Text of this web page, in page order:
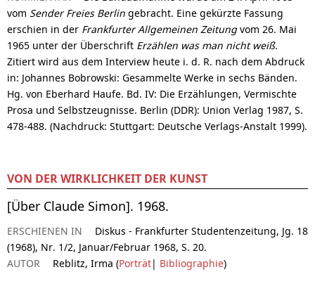
vom Sender Freies Berlin gebracht. Eine gekürzte Fassung
erschien in der Frankfurter Allgemeinen Zeitungvom 26. Mai
1965 unter der Überschrift Erzählen was man nicht weiß.
Zitiert wird aus dem Interview heute i. d. R. nach dem Abdruck
in: Johannes Bobrowski: Gesammelte Werke in sechs Bänden.
Hg. von Eberhard Haufe. Bd. IV: Die Erzählungen, Vermischte
Prosa und Selbstzeugnisse. Berlin (DDR): Union Verlag 1987, S.
478-488. (Nachdruck: Stuttgart: Deutsche Verlags-Anstalt 1999).
VON DER WIRKLICHKEIT DER KUNST
[Über Claude Simon]. 1968.
ERSCHIENEN IN
Diskus - Frankfurter Studentenzeitung, Jg. 18
(1968), Nr. 1/2, Januar/Februar 1968, S. 20.
AUTOR
Reblitz, Irma (Porträt| Bibliographie)